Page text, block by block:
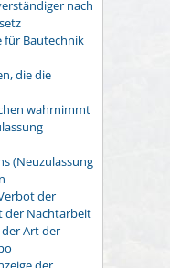
nach
für Bautechnik
die die
wahrnimmt
(Neuzulassung
der
der Nachtarbeit
Art der